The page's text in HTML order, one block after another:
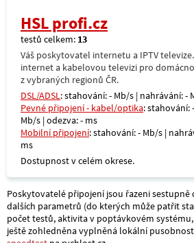
HSL profi.cz
testů celkem: 13
Váš poskytovatel internetu a IPTV
internet a kabelovou televizi pro
z vybraných regionů ČR.
DSL/ADSL: stahování: - Mb/s | nahrávání: -
Pevné připojení - kabel/optika: stahování:
Mb/s | odezva: - ms
Mobilní připojení: stahování: - Mb/s |
ms
Dostupnost v celém okrese.
Poskytovatelé připojení jsou řazeni sestupně
dalších parametrů (do kterých může patřit
počet testů, aktivita v poptávkovém
ještě zohledněna vyplněná lokální